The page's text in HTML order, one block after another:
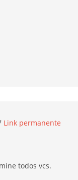
Link permanente
todos vcs.